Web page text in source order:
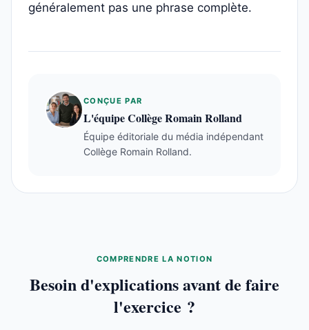
généralement pas une phrase complète.
CONÇUE PAR
L'équipe Collège Romain Rolland
Équipe éditoriale du média indépendant
Collège Romain Rolland.
COMPRENDRE LA NOTION
Besoin d'explications avant de faire
l'exercice ?